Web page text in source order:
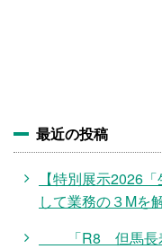
最近の投稿
【特別展示2026
して業務の３Mを
「R8 但馬長